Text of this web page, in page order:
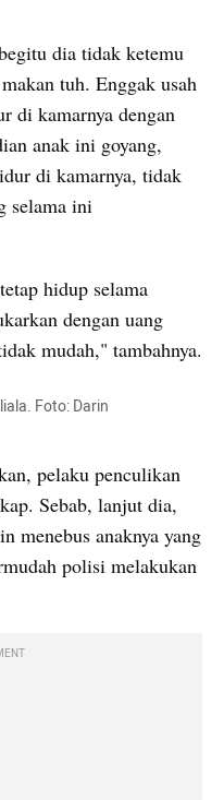
dia tidak ketemu
tuh. Enggak usah
di kamarnya dengan
anak ini goyang,
di kamarnya, tidak
selama ini
hidup selama
dengan uang
mudah," tambahnya.
Foto: Darin
pelaku penculikan
Sebab, lanjut dia,
menebus anaknya yang
polisi melakukan